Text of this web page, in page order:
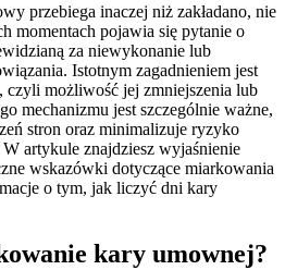
przebiega inaczej niż zakładano, nie
momentach pojawia się pytanie o
za niewykonanie lub
Istotnym zagadnieniem jest
możliwość jej zmniejszenia lub
mechanizmu jest szczególnie ważne,
stron oraz minimalizuje ryzyko
artykule znajdziesz wyjaśnienie
wskazówki dotyczące miarkowania
o tym, jak liczyć dni kary
kary umownej?